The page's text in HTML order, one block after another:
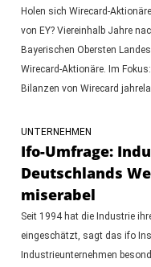
Holen sich Wirecard-
von EY? Viereinhalb Jahre
Bayerischen Obersten
Wirecard-Aktionäre. Im
Bilanzen von Wirecard
UNTERNEHMEN
Ifo-Umfrage:
Deutschlands
miserabel
Seit 1994 hat die Industrie
eingeschätzt, sagt das ifo
Industrieunternehmen